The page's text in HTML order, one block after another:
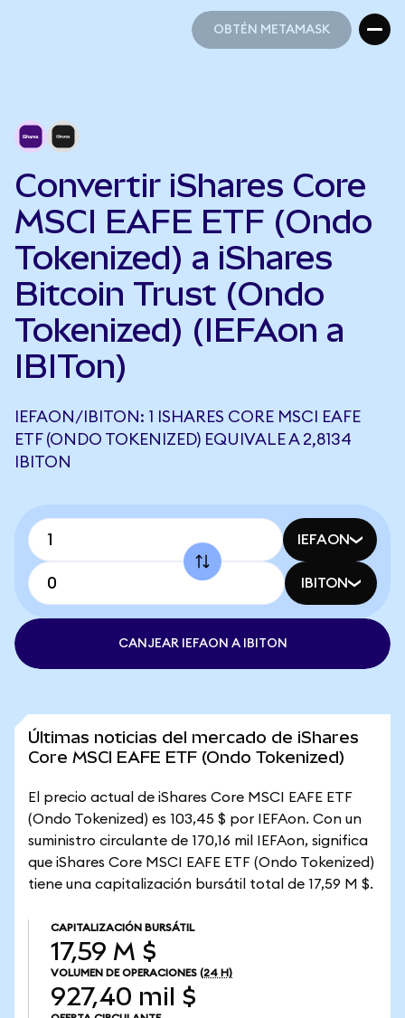
OBTÉN METAMASK
Convertir iShares Core
MSCI EAFE ETF (Ondo
Tokenized) a iShares
Bitcoin Trust (Ondo
Tokenized) (IEFAon a
IBITon)
IEFAON/IBITON: 1 ISHARES CORE MSCI EAFE
ETF (ONDO TOKENIZED) EQUIVALE A 2,8134
IBITON
IEFAON
IBITON
CANJEAR IEFAON A IBITON
Últimas noticias del mercado de iShares
Core MSCI EAFE ETF (Ondo Tokenized)
El precio actual de iShares Core MSCI EAFE ETF
(Ondo Tokenized) es 103,45 $ por IEFAon. Con un
suministro circulante de 170,16 mil IEFAon, significa
que iShares Core MSCI EAFE ETF (Ondo Tokenized)
tiene una capitalización bursátil total de 17,59 M $.
CAPITALIZACIÓN BURSÁTIL
17,59 M $
VOLUMEN DE OPERACIONES (24 H)
927,40 mil $